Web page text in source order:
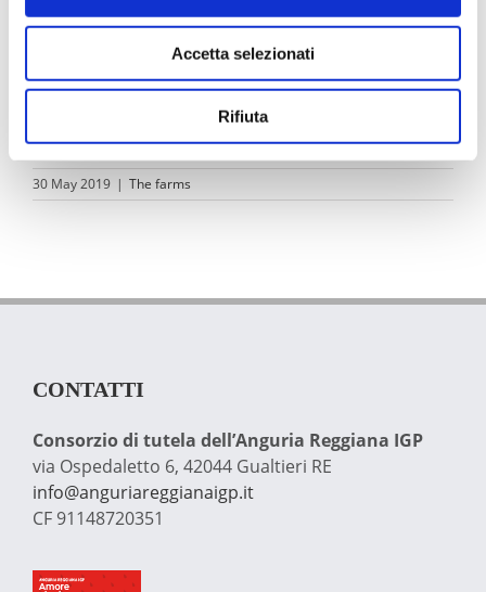
Accetta selezionati
Rifiuta
Azienda Agricola Zarantonello Aronne
Azienda Agricola Zarantonello Claudio
30 May 2019 | The farms
CONTATTI
Consorzio di tutela dell’Anguria Reggiana IGP
via Ospedaletto 6, 42044 Gualtieri RE
info@anguriareggianaigp.it
CF 91148720351